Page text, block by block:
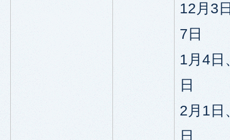
12月3
7日
1月4日
日
2月1日
日